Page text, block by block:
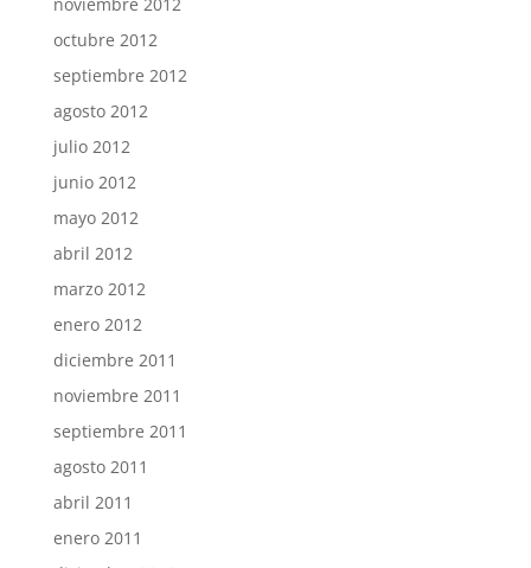
octubre 2012
septiembre 2012
agosto 2012
julio 2012
junio 2012
mayo 2012
abril 2012
marzo 2012
enero 2012
diciembre 2011
noviembre 2011
septiembre 2011
agosto 2011
abril 2011
enero 2011